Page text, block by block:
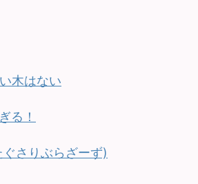
木はない
る！
さりぶらざーず)